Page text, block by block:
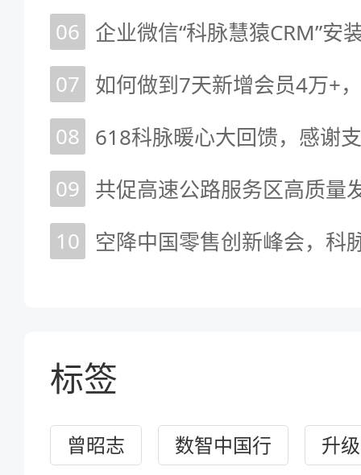
06 企业微信“科脉慧猿CRM”安
07
08 618科脉暖心大回馈，感谢
09
10
标签
曾昭志 数智中国行 升